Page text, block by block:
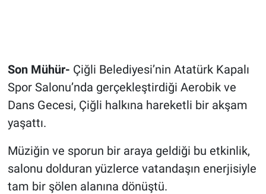
Son Mühür- Çiğli Belediyesi’nin Atatürk Kapalı
Spor Salonu’nda gerçekleştirdiği Aerobik ve
Dans Gecesi, Çiğli halkına hareketli bir akşam
yaşattı.
Müziğin ve sporun bir araya geldiği bu etkinlik,
salonu dolduran yüzlerce vatandaşın enerjisiyle
tam bir şölen alanına dönüştü.